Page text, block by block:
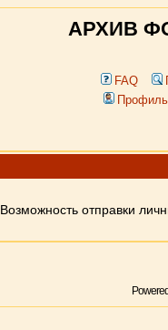
АРХИВ
FAQ
Профиль
Возможность отправки